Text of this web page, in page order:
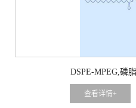
DSPE-MPEG,磷
查看详情+